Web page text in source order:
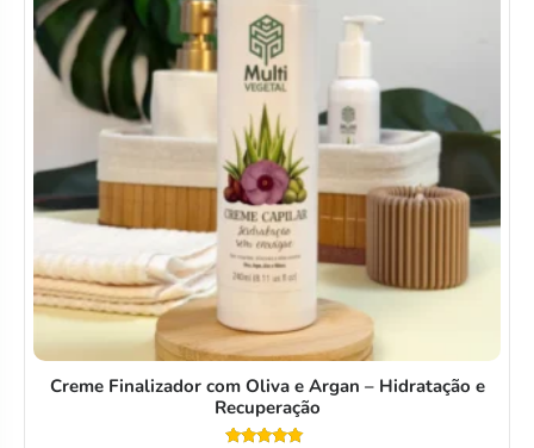
Creme Finalizador com Oliva e Argan – Hidratação e
Recuperação